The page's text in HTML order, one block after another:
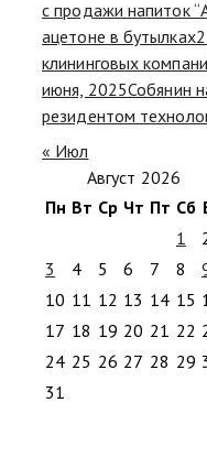
с продажи напиток
ацетоне в бутылках
клининговых
июня, 2025Собянин
резидентом
« Июл
Август 2026
Пн Вт Ср Чт Пт Сб
1
3
4 5 6 7 8
10 11 12 13 14 15
17 18 19 20 21 22
24 25 26 27 28 29
31